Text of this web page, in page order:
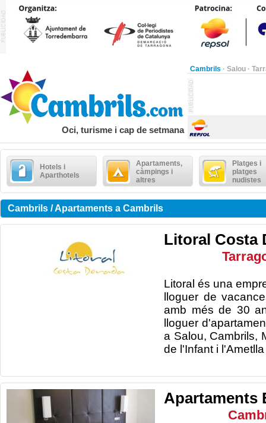
Cambrils · Salou ·
Oci, turisme i cap de setmana
Hotels i
Aparthotels
Apartaments,
càmpings i
altres
Platges i
platges
nudistes
Cambrils / Apartaments a Cambrils
Litoral Costa
Litoral és una
lloguer de
amb més de 30
lloguer
a Salou, Cambrils,
de l'Infant i
Apartaments